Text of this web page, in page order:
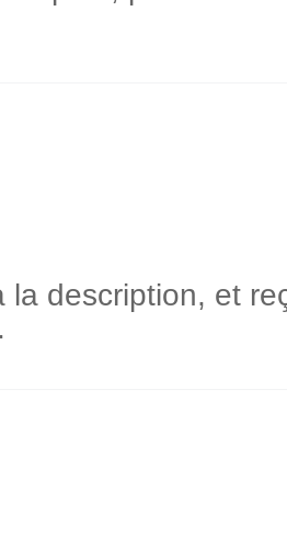
la description, et